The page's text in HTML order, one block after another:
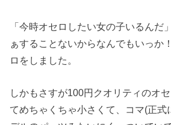
「今時オセロしたい女の子いるんだ
ぁすることないからなんでもいっか
ロをしました。
しかもさすが100円クオリティのオ
てめちゃくちゃ小さくて、コマ(正式